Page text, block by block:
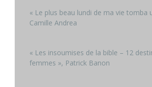
« Le plus beau lundi de ma vie tomba
Camille Andrea
« Les insoumises de la bible – 12
femmes », Patrick Banon